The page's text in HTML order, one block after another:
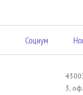
Социум
3,